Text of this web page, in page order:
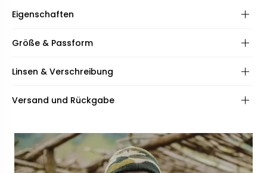
Eigenschaften
Rahmen:
Spezifikationen:
Größe & Passform
Frame shape:
Linsen & Verschreibung
Linsen:
Qualität:
Versand und Rückgabe